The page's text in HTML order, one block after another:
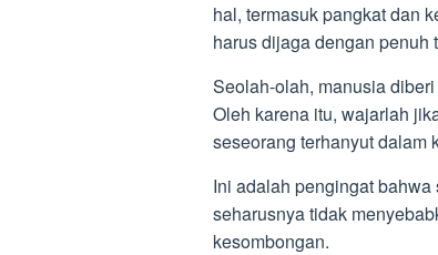
hal, termasuk pangkat dan
harus dijaga dengan penuh
Seolah-olah, manusia
Oleh karena itu, wajarlah
seseorang terhanyut dalam
Ini adalah pengingat
seharusnya tidak
kesombongan.